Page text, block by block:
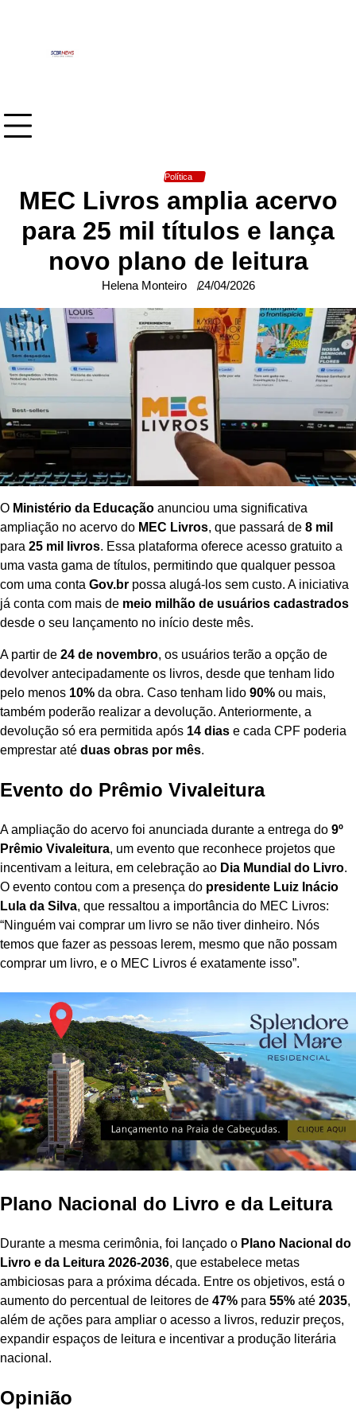
Política
MEC Livros amplia acervo
para 25 mil títulos e lança
novo plano de leitura
Helena Monteiro 24/04/2026
O Ministério da Educação anunciou uma significativa
ampliação no acervo do MEC Livros, que passará de 8 mil
para 25 mil livros. Essa plataforma oferece acesso gratuito a
uma vasta gama de títulos, permitindo que qualquer pessoa
com uma conta Gov.br possa alugá-los sem custo. A iniciativa
já conta com mais de meio milhão de usuários cadastrados
desde o seu lançamento no início deste mês.
A partir de 24 de novembro, os usuários terão a opção de
devolver antecipadamente os livros, desde que tenham lido
pelo menos 10% da obra. Caso tenham lido 90% ou mais,
também poderão realizar a devolução. Anteriormente, a
devolução só era permitida após 14 dias e cada CPF poderia
emprestar até duas obras por mês.
Evento do Prêmio Vivaleitura
A ampliação do acervo foi anunciada durante a entrega do 9º
Prêmio Vivaleitura, um evento que reconhece projetos que
incentivam a leitura, em celebração ao Dia Mundial do Livro.
O evento contou com a presença do presidente Luiz Inácio
Lula da Silva, que ressaltou a importância do MEC Livros:
“Ninguém vai comprar um livro se não tiver dinheiro. Nós
temos que fazer as pessoas lerem, mesmo que não possam
comprar um livro, e o MEC Livros é exatamente isso”.
Plano Nacional do Livro e da Leitura
Durante a mesma cerimônia, foi lançado o Plano Nacional do
Livro e da Leitura 2026-2036, que estabelece metas
ambiciosas para a próxima década. Entre os objetivos, está o
aumento do percentual de leitores de 47% para 55% até 2035,
além de ações para ampliar o acesso a livros, reduzir preços,
expandir espaços de leitura e incentivar a produção literária
nacional.
Opinião